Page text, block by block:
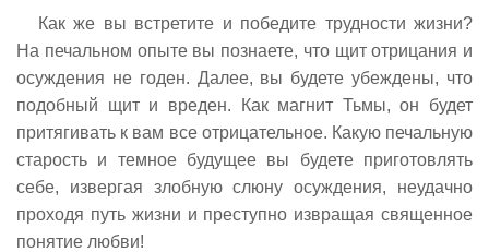
Как же вы встретите и победите трудности жизни?
На печальном опыте вы познаете, что щит отрицания и
осуждения не годен. Далее, вы будете убеждены, что
подобный щит и вреден. Как магнит Тьмы, он будет
притягивать к вам все отрицательное. Какую печальную
старость и темное будущее вы будете приготовлять
себе, извергая злобную слюну осуждения, неудачно
проходя путь жизни и преступно извращая священное
понятие любви!